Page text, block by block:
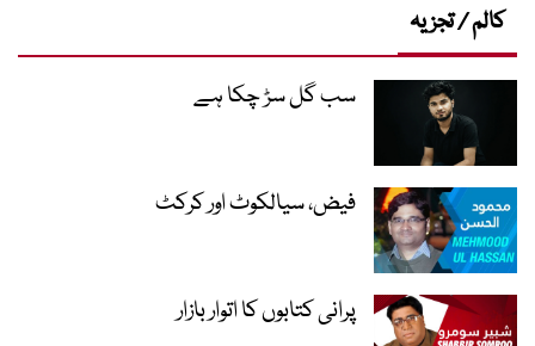
کالم / تجزیہ
سب گل سڑ چکا ہے
فیض، سیالکوٹ اور کرکٹ
پرانی کتابوں کا اتوار بازار